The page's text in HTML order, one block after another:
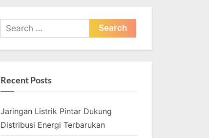
Search
for:
Recent Posts
Jaringan Listrik Pintar Dukung
Distribusi Energi Terbarukan